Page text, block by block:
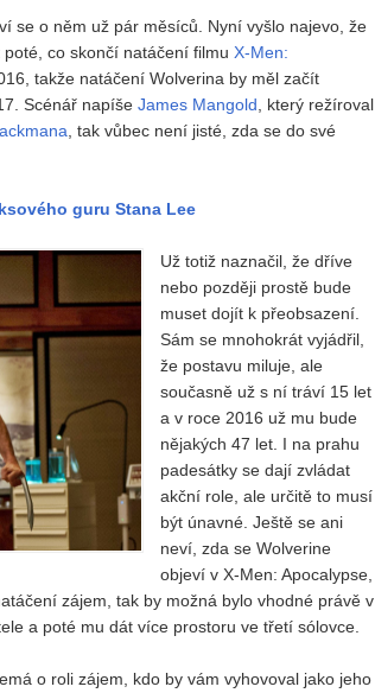
se o něm už pár měsíců. Nyní vyšlo najevo, že
co skončí natáčení filmu X-Men:
takže natáčení Wolverina by měl začít
Scénář napíše James Mangold, který režíroval
, tak vůbec není jisté, zda se do své
guru Stana Lee
Už totiž naznačil, že dříve
nebo později prostě bude
muset dojít k přeobsazení.
Sám se mnohokrát vyjádřil,
že postavu miluje, ale
současně už s ní tráví 15 let
a v roce 2016 už mu bude
nějakých 47 let. I na prahu
padesátky se dají zvládat
akční role, ale určitě to musí
být únavné. Ještě se ani
neví, zda se Wolverine
objeví v X-Men: Apocalypse,
zájem, tak by možná bylo vhodné právě v
a poté mu dát více prostoru ve třetí sólovce.
o roli zájem, kdo by vám vyhovoval jako jeho